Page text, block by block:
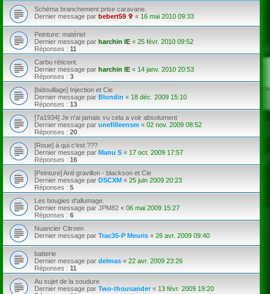
Schéma branchement prise caravane.
Dernier message par bebert59 ✞ « 16 mai 2010 09:33
Peinture: matériel
Dernier message par harchin IE « 25 févr. 2010 09:52
Réponses : 11
Carbu réticent.
Dernier message par harchin IE « 14 janv. 2010 20:53
Réponses : 3
[bidouillage] Injection et Cie
Dernier message par Blondin « 18 déc. 2009 15:10
Réponses : 13
[7a1934] Je n'ai jamais vu cela a voir absolument
Dernier message par unefilleensm « 02 nov. 2009 08:52
Réponses : 20
[Roue] à qui c'est ???
Dernier message par Manu S « 17 oct. 2009 17:57
Réponses : 16
[Peinture] Anti gravillon - blackson et Cie
Dernier message par DSCXM « 25 juin 2009 20:23
Réponses : 5
Les bougies d'allumage.
Dernier message par JPM82 « 06 mai 2009 15:27
Réponses : 6
Nuancier Citroen
Dernier message par Trac35-P Meuris « 26 avr. 2009 09:40
batterie
Dernier message par delmas « 22 avr. 2009 23:26
Réponses : 11
Au sujet de la soudure
Dernier message par Two-thousander« 13 févr. 2009 19:20